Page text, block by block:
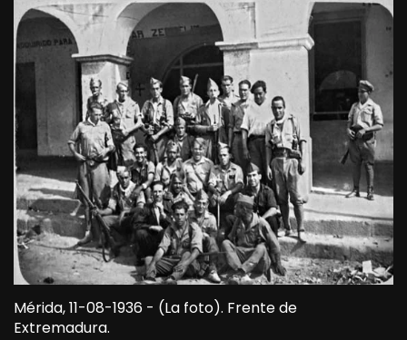
Mérida, 11-08-1936 - (La foto). Frente de
Extremadura.